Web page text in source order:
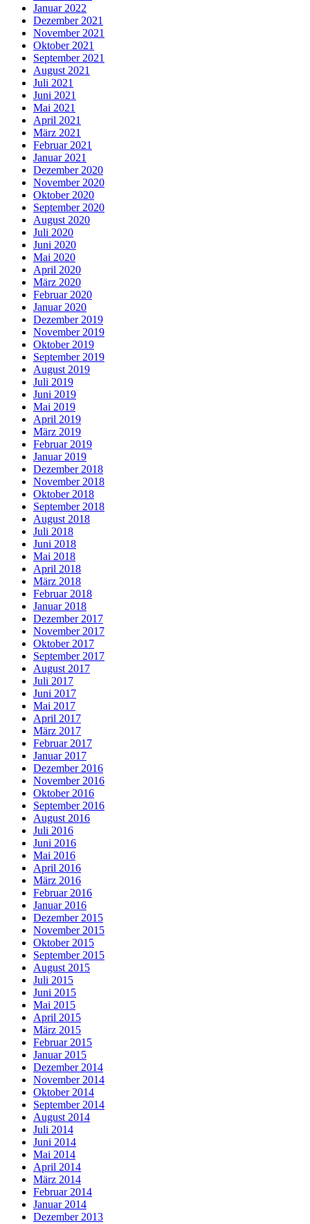
Januar 2022
Dezember 2021
November 2021
Oktober 2021
September 2021
August 2021
Juli 2021
Juni 2021
Mai 2021
April 2021
März 2021
Februar 2021
Januar 2021
Dezember 2020
November 2020
Oktober 2020
September 2020
August 2020
Juli 2020
Juni 2020
Mai 2020
April 2020
März 2020
Februar 2020
Januar 2020
Dezember 2019
November 2019
Oktober 2019
September 2019
August 2019
Juli 2019
Juni 2019
Mai 2019
April 2019
März 2019
Februar 2019
Januar 2019
Dezember 2018
November 2018
Oktober 2018
September 2018
August 2018
Juli 2018
Juni 2018
Mai 2018
April 2018
März 2018
Februar 2018
Januar 2018
Dezember 2017
November 2017
Oktober 2017
September 2017
August 2017
Juli 2017
Juni 2017
Mai 2017
April 2017
März 2017
Februar 2017
Januar 2017
Dezember 2016
November 2016
Oktober 2016
September 2016
August 2016
Juli 2016
Juni 2016
Mai 2016
April 2016
März 2016
Februar 2016
Januar 2016
Dezember 2015
November 2015
Oktober 2015
September 2015
August 2015
Juli 2015
Juni 2015
Mai 2015
April 2015
März 2015
Februar 2015
Januar 2015
Dezember 2014
November 2014
Oktober 2014
September 2014
August 2014
Juli 2014
Juni 2014
Mai 2014
April 2014
März 2014
Februar 2014
Januar 2014
Dezember 2013